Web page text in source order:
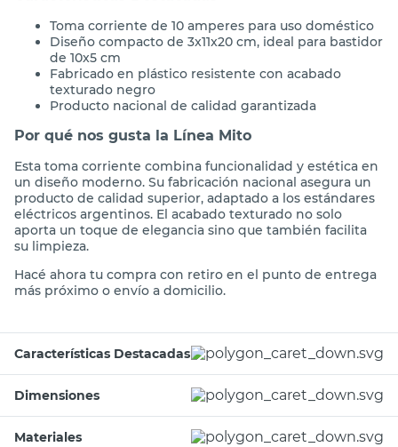
Toma corriente de 10 amperes para uso doméstico
Diseño compacto de 3x11x20 cm, ideal para bastidor
de 10x5 cm
Fabricado en plástico resistente con acabado
texturado negro
Producto nacional de calidad garantizada
Por qué nos gusta la Línea Mito
Esta toma corriente combina funcionalidad y estética en
un diseño moderno. Su fabricación nacional asegura un
producto de calidad superior, adaptado a los estándares
eléctricos argentinos. El acabado texturado no solo
aporta un toque de elegancia sino que también facilita
su limpieza.
Hacé ahora tu compra con retiro en el punto de entrega
más próximo o envío a domicilio.
Características Destacadas
Dimensiones
Materiales